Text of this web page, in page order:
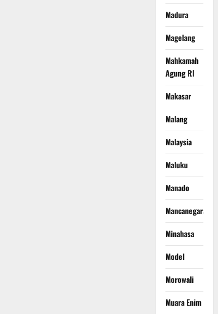
Madura
Magelang
Mahkamah
Agung RI
Makasar
Malang
Malaysia
Maluku
Manado
Mancanegara
Minahasa
Model
Morowali
Muara Enim